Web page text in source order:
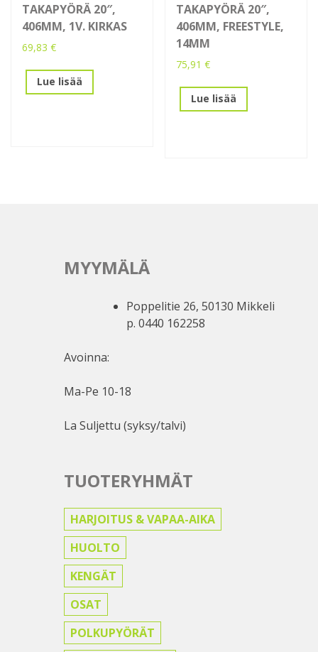
TAKAPYÖRÄ 20″,
406MM, 1V. KIRKAS
69,83 €
Lue lisää
TAKAPYÖRÄ 20″,
406MM, FREESTYLE,
14MM
75,91€
Lue lisää
MYYMÄLÄ
Poppelitie 26, 50130 Mikkeli
p. 0440 162258
Avoinna:
Ma-Pe 10-18
La Suljettu (syksy/talvi)
TUOTERYHMÄT
HARJOITUS & VAPAA-AIKA
HUOLTO
KENGÄT
OSAT
POLKUPYÖRÄT